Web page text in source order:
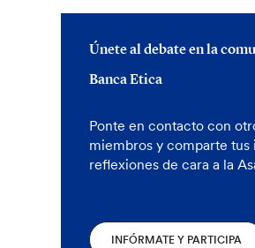
Únete al debate en la
Banca Etica
Ponte en contacto con
miembros y comparte tus
reflexiones de cara a la
INFÓRMATE Y PARTICIPA